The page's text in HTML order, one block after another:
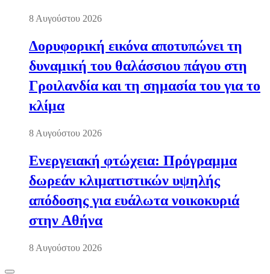
8 Αυγούστου 2026
Δορυφορική εικόνα αποτυπώνει τη
δυναμική του θαλάσσιου πάγου στη
Γροιλανδία και τη σημασία του για το
κλίμα
8 Αυγούστου 2026
Ενεργειακή φτώχεια: Πρόγραμμα
δωρεάν κλιματιστικών υψηλής
απόδοσης για ευάλωτα νοικοκυριά
στην Αθήνα
8 Αυγούστου 2026